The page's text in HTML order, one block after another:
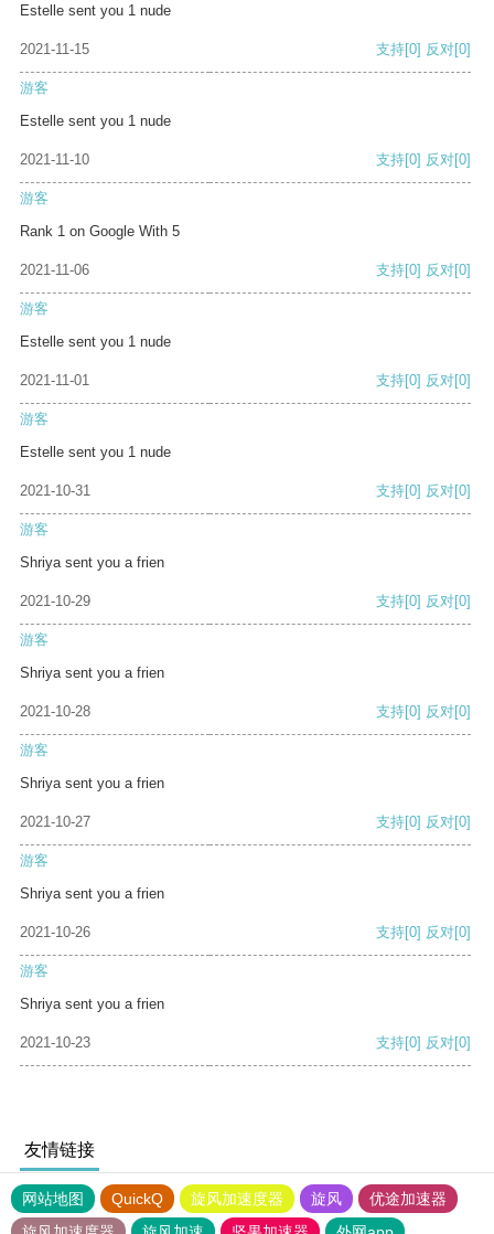
Estelle sent you 1 nude
2021-11-15 支持[0] 反对[0]
游客
Estelle sent you 1 nude
2021-11-10 支持[0] 反对[0]
游客
Rank 1 on Google With 5
2021-11-06 支持[0] 反对[0]
游客
Estelle sent you 1 nude
2021-11-01 支持[0] 反对[0]
游客
Estelle sent you 1 nude
2021-10-31 支持[0] 反对[0]
游客
Shriya sent you a frien
2021-10-29 支持[0] 反对[0]
游客
Shriya sent you a frien
2021-10-28 支持[0] 反对[0]
游客
Shriya sent you a frien
2021-10-27 支持[0] 反对[0]
游客
Shriya sent you a frien
2021-10-26 支持[0] 反对[0]
游客
Shriya sent you a frien
2021-10-23 支持[0] 反对[0]
友情链接
网站地图 QuickQ 旋风加速度器 旋风
优途加速器